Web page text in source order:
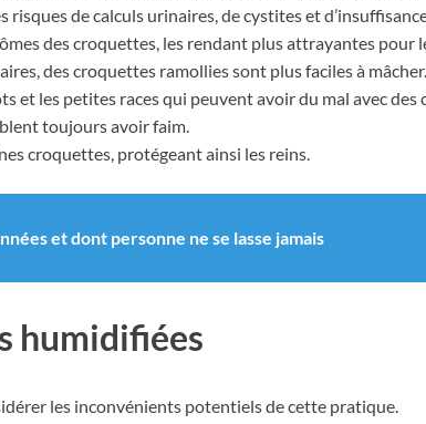
de calculs urinaires, de cystites et
des croquettes, les rendant plus attrayantes pour
des croquettes ramollies sont plus faciles à mâcher.
et les petites races qui peuvent avoir du mal avec des
toujours avoir faim.
croquettes, protégeant ainsi les reins.
et dont personne ne se lasse jamais
humidifiées
les inconvénients potentiels de cette pratique.